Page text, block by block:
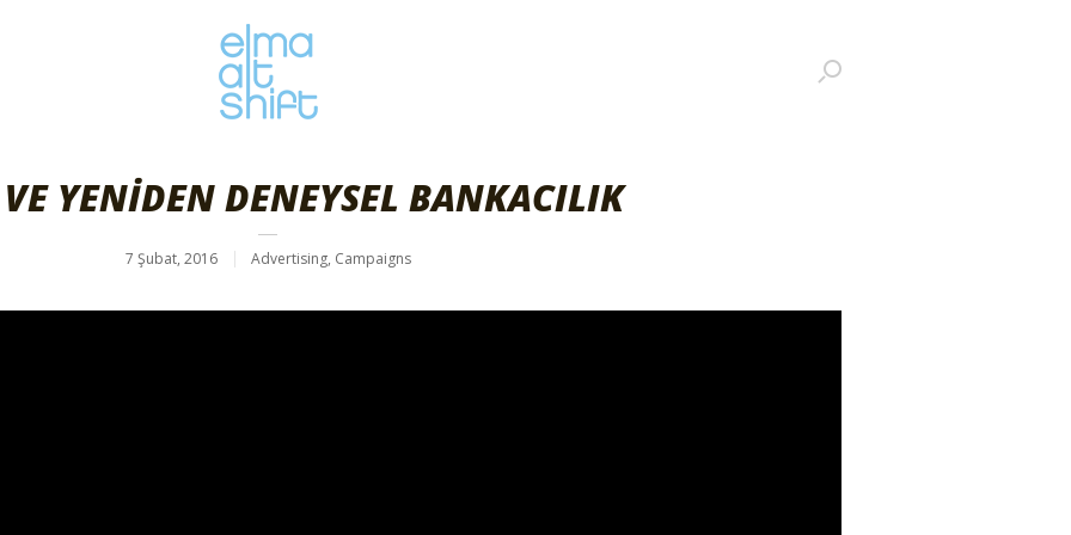
YENİDEN DENEYSEL BANKACILIK
7 Şubat, 2016 Advertising, Campaigns